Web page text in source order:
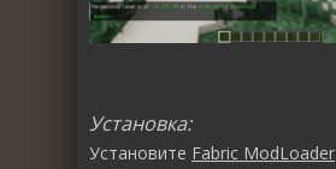
Установка:
Установите Fabric ModLoader